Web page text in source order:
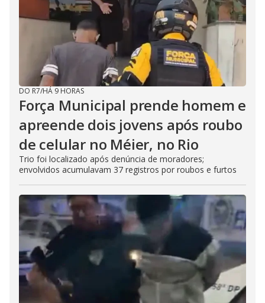
DO R7/HÁ 9 HORAS
Força Municipal prende homem e
apreende dois jovens após roubo
de celular no Méier, no Rio
Trio foi localizado após denúncia de moradores;
envolvidos acumulavam 37 registros por roubos e furtos